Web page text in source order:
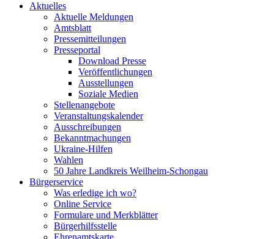
Aktuelles
Aktuelle Meldungen
Amtsblatt
Pressemitteilungen
Presseportal
Download Presse
Veröffentlichungen
Ausstellungen
Soziale Medien
Stellenangebote
Veranstaltungskalender
Ausschreibungen
Bekanntmachungen
Ukraine-Hilfen
Wahlen
50 Jahre Landkreis Weilheim-Schongau
Bürgerservice
Was erledige ich wo?
Online Service
Formulare und Merkblätter
Bürgerhilfsstelle